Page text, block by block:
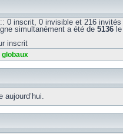
0 inscrit, 0 invisible et 216
simultanément a été de 5136
inscrit
globaux
aujourd’hui.